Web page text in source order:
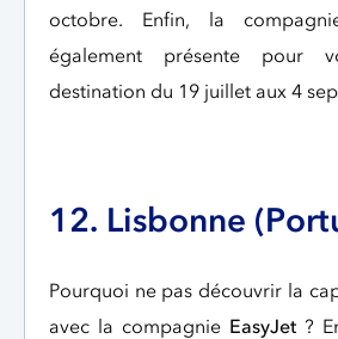
octobre. Enfin, la
également présente pour
destination du 19 juillet aux 4
12. Lisbonne
Pourquoi ne pas découvrir la
avec la compagnie EasyJet ?